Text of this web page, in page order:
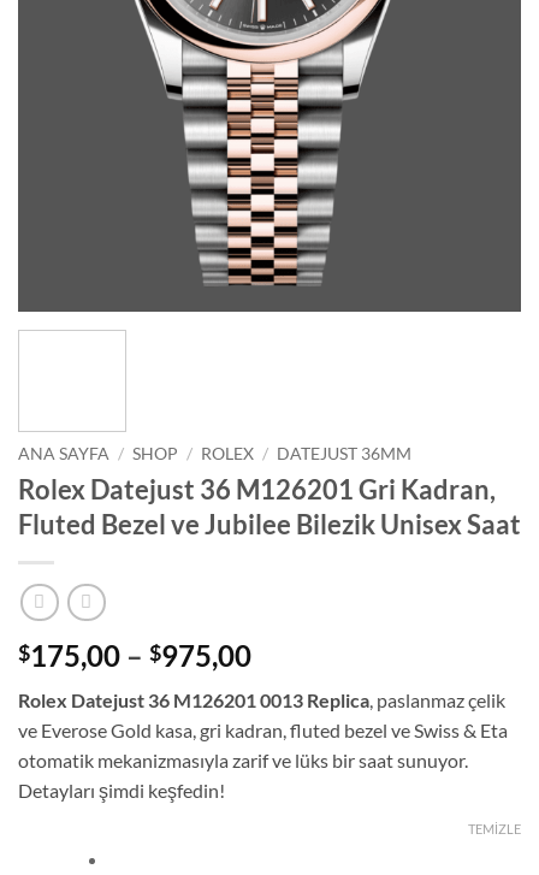
ANA SAYFA / SHOP / ROLEX / DATEJUST 36MM
Rolex Datejust 36 M126201 Gri Kadran,
Fluted Bezel ve Jubilee Bilezik Unisex Saat
$175,00 – $975,00Fiyat
$175,00
-
$975,00
Rolex Datejust 36 M126201 0013 Replica , paslanmaz çelik
ve Everose Gold kasa, gri kadran, fluted bezel ve Swiss & Eta
otomatik mekanizmasıyla zarif ve lüks bir saat sunuyor.
Detayları şimdi keşfedin!
TEMIZLE